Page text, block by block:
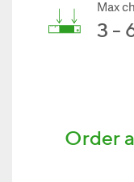
Max
3 -
Order